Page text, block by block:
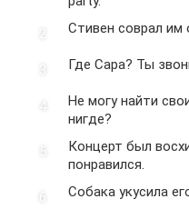
Стивен соврал им
Где Сара? Ты
Не могу найти
нигде?
Концерт был
понравился.
Собака укусила